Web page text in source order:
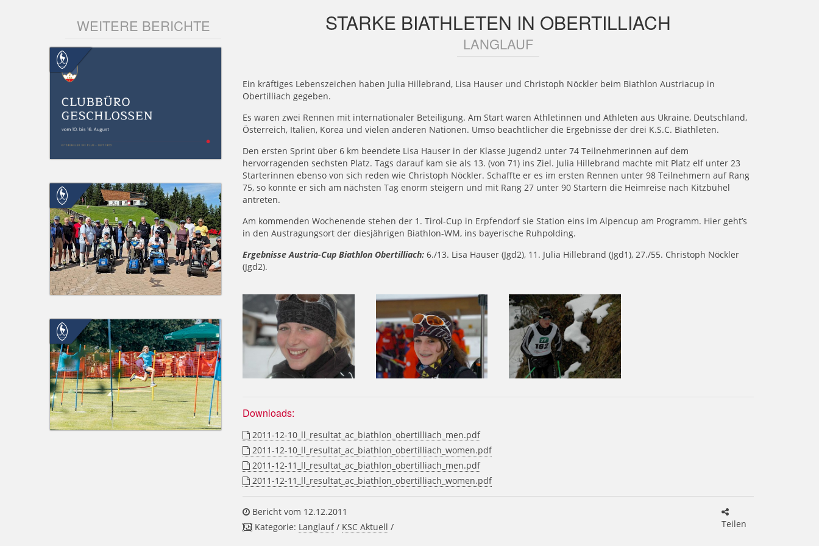
STARKE BIATHLETEN IN OBERTILLIACH
LANGLAUF
Ein kräftiges Lebenszeichen haben Julia Hillebrand, Lisa Hauser und Christoph Nöckler beim Biathlon Austriacup in
Obertilliach gegeben.
Es waren zwei Rennen mit internationaler Beteiligung. Am Start waren Athletinnen und Athleten aus Ukraine, Deutschland,
Österreich, Italien, Korea und vielen anderen Nationen. Umso beachtlicher die Ergebnisse der drei K.S.C. Biathleten.
Den ersten Sprint über 6 km beendete Lisa Hauser in der Klasse Jugend2 unter 74 Teilnehmerinnen auf dem
hervorragenden sechsten Platz. Tags darauf kam sie als 13. (von 71) ins Ziel. Julia Hillebrand machte mit Platz elf unter 23
Starterinnen ebenso von sich reden wie Christoph Nöckler. Schaffte er es im ersten Rennen unter 98 Teilnehmern auf Rang
75, so konnte er sich am nächsten Tag enorm steigern und mit Rang 27 unter 90 Startern die Heimreise nach Kitzbühel
antreten.
Am kommenden Wochenende stehen der 1. Tirol-Cup in Erpfendorf sie Station eins im Alpencup am Programm. Hier geht’s
in den Austragungsort der diesjährigen Biathlon-WM, ins bayerische Ruhpolding.
Ergebnisse Austria-Cup Biathlon Obertilliach: 6./13. Lisa Hauser (Jgd2), 11. Julia Hillebrand (Jgd1), 27./55. Christoph Nöckler
(Jgd2).
Downloads:
2011-12-10_ll_resultat_ac_biathlon_obertilliach_men.pdf
2011-12-10_ll_resultat_ac_biathlon_obertilliach_women.pdf
2011-12-11_ll_resultat_ac_biathlon_obertilliach_men.pdf
2011-12-11_ll_resultat_ac_biathlon_obertilliach_women.pdf
Bericht vom 12.12.2011
Kategorie: Langlauf/ KSC Aktuell / Teilen
WEITERE BERICHTE